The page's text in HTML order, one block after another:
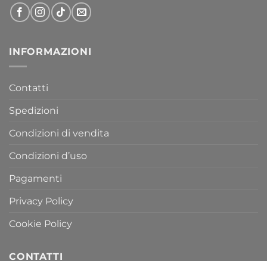
INFORMAZIONI
Contatti
Spedizioni
Condizioni di vendita
Condizioni d’uso
Pagamenti
Privacy Policy
Cookie Policy
CONTATTI